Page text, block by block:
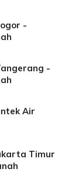
-
-
Air
Timur